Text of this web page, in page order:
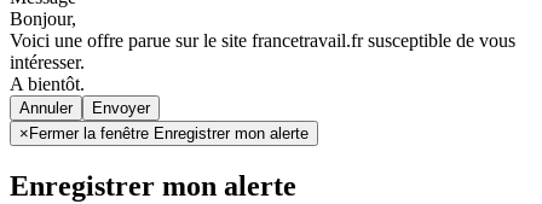
Bonjour,
Voici une offre parue sur le site francetravail.fr susceptible de vous
intéresser.
A bientôt.
Annuler
× Fermer la fenêtre Enregistrer mon alerte
Enregistrer mon alerte